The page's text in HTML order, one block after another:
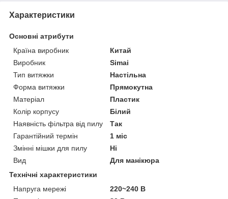
Характеристики
Основні атрибути
Країна виробник
Китай
Виробник
Simai
Тип витяжки
Настільна
Форма витяжки
Прямокутна
Матеріал
Пластик
Колір корпусу
Білий
Наявність фільтра від пилу
Так
Гарантійний термін
1 міс
Змінні мішки для пилу
Ні
Вид
Для манікюра
Технічні характеристики
Напруга мережі
220~240 В